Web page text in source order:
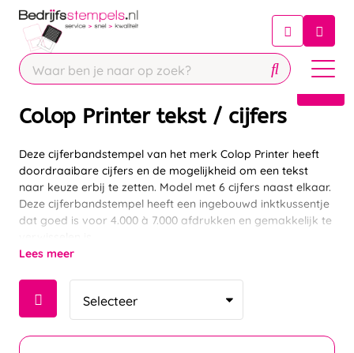
Chatbot
Chat 24/7 met onze chatbot voor
Contact
Colop Printer tekst / cijfers
Deze cijferbandstempel van het merk Colop Printer heeft
doordraaibare cijfers en de mogelijkheid om een tekst
naar keuze erbij te zetten. Model met 6 cijfers naast elkaar.
Deze cijferbandstempel heeft een ingebouwd inktkussentje
dat goed is voor 4.000 à 7.000 afdrukken en gemakkelijk te
Lees meer